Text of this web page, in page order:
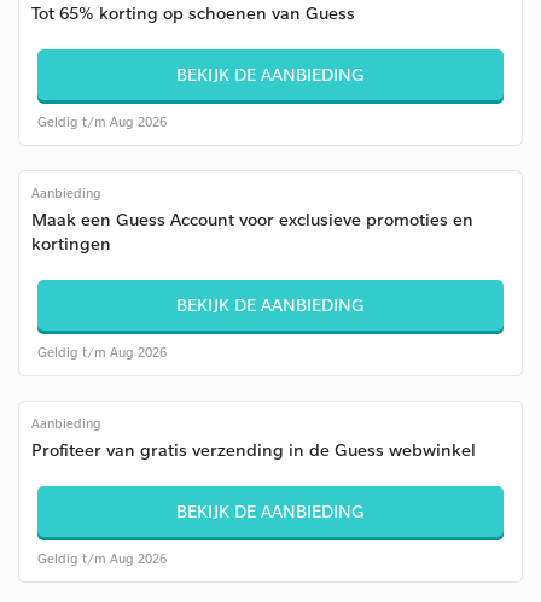
Tot 65% korting op schoenen van Guess
BEKIJK DE AANBIEDING
Geldig t/m Aug 2026
Aanbieding
Maak een Guess Account voor exclusieve promoties en
kortingen
BEKIJK DE AANBIEDING
Geldig t/m Aug 2026
Aanbieding
Profiteer van gratis verzending in de Guess webwinkel
BEKIJK DE AANBIEDING
Geldig t/m Aug 2026